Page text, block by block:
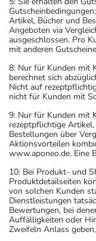
keine
Zweifelsfall
Einnahme
Setzen Sie die
Zeitpunkt ganz
Menge) fort.
Generell gilt:
Kleinkindern und
gewissenhafte
Ihren Arzt oder
oder
Eine vom Arzt
Angaben der
Artikel, Bücher und
Angeboten via
ausgeschlossen. Pro
mit anderen
8: Nur für Kunden mit
berechnet sich
Nicht auf
nicht für Kunden mit
9: Nur für Kunden mit
rezeptpflichtige
Bestellungen über
Aktionsvorteilen
www.aponeo.de. Eine
10: Bei Produkt- und
Produktdetailseiten
von solchen Kunden
Dienstleistungen
Bewertungen, bei
Auffälligkeiten oder
Zweifeln Anlass